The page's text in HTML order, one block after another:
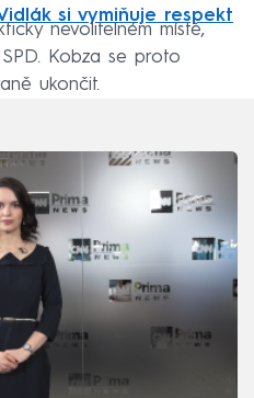
si vymiňuje respekt
nevolitelném místě,
Kobza se proto
ukončit.